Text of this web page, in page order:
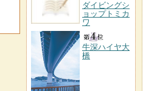
ダイビングシ
ョップトミカ
ワ
牛深ハイヤ大
橋